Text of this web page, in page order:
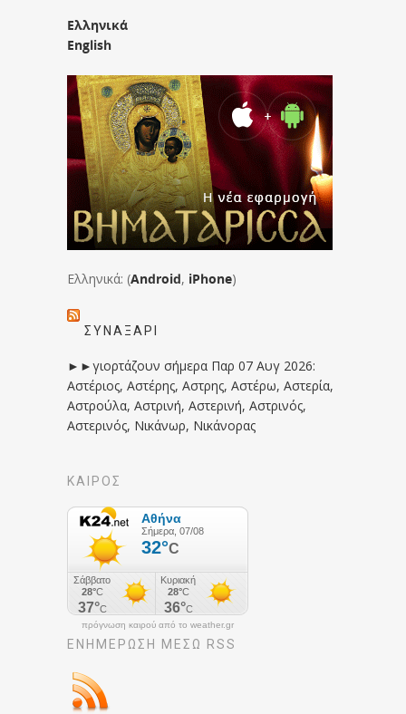
Ελληνικά
English
Ελληνικά: (Android, iPhone)
ΣΥΝΑΞΆΡΙ
►►γιορτάζουν σήμερα Παρ 07 Αυγ 2026:
Αστέριος, Αστέρης, Αστρης, Αστέρω, Αστερία,
Αστρούλα, Αστρινή, Αστερινή, Αστρινός,
Αστερινός, Νικάνωρ, Νικάνορας
ΚΑΙΡΟΣ
πρόγνωση καιρού από το weather.gr
ΕΝΗΜΈΡΩΣΉ ΜΕΣΩ RSS